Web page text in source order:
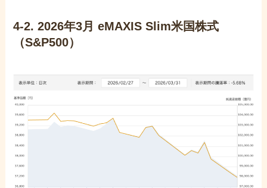
4-2. 2026年3月 eMAXIS Slim米国株式
（S&P500）